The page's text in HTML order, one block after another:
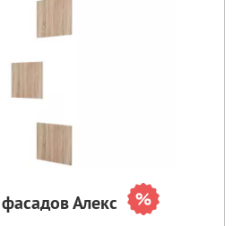
Алекс